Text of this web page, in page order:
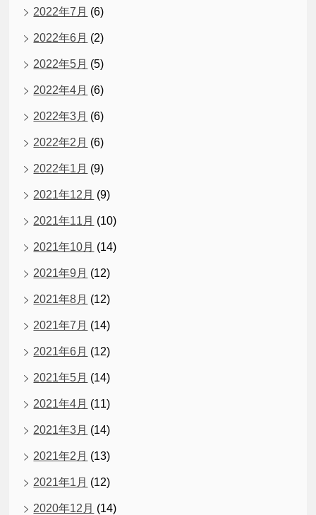
2022年7月 (6)
2022年6月 (2)
2022年5月 (5)
2022年4月 (6)
2022年3月 (6)
2022年2月 (6)
2022年1月 (9)
2021年12月 (9)
2021年11月 (10)
2021年10月 (14)
2021年9月 (12)
2021年8月 (12)
2021年7月 (14)
2021年6月 (12)
2021年5月 (14)
2021年4月 (11)
2021年3月 (14)
2021年2月 (13)
2021年1月 (12)
2020年12月 (14)